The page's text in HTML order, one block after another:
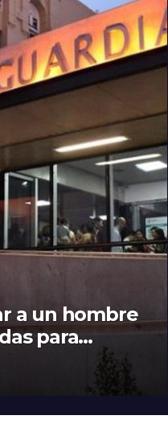
a un hombre
para
barrio Santa